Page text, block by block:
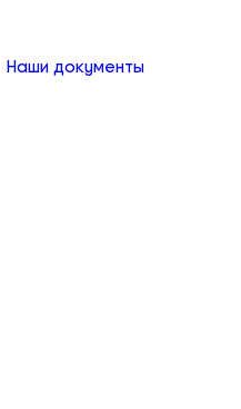
Наши документы